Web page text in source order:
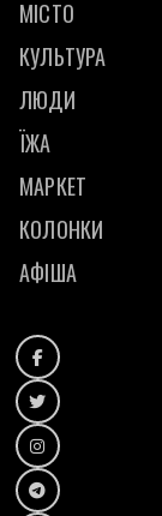
МІСТО
КУЛЬТУРА
ЛЮДИ
ЇЖА
МАРКЕТ
КОЛОНКИ
АФІША